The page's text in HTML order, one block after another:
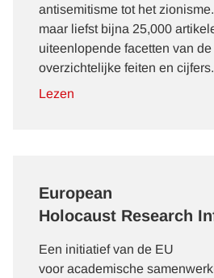
antisemitisme tot het
maar liefst bijna 25,000
uiteenlopende facetten van
overzichtelijke feiten en cijfers.
Lezen
European
Holocaust Research
Een initiatief van de EU
voor academische